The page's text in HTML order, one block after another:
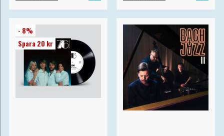
- 8%
Spara 20 kr